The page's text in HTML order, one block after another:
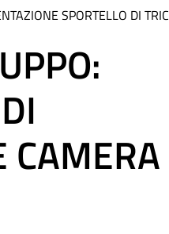
SPORTELLO DI
CAMERA